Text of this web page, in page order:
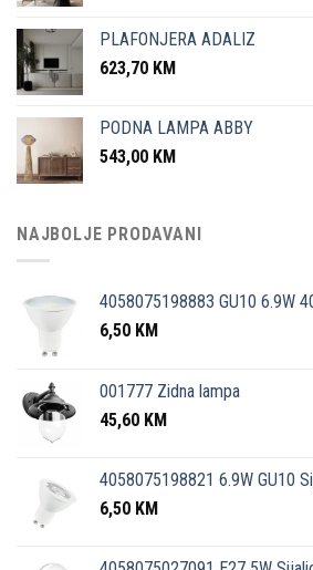
PLAFONJERA ADALIZ
623,70 KM
PODNA LAMPA ABBY
543,00 KM
NAJBOLJE PRODAVANI
4058075198883 GU10 6.9W
6,50 KM
001777 Zidna lampa
45,60 KM
4058075198821 6.9W GU10
6,50 KM